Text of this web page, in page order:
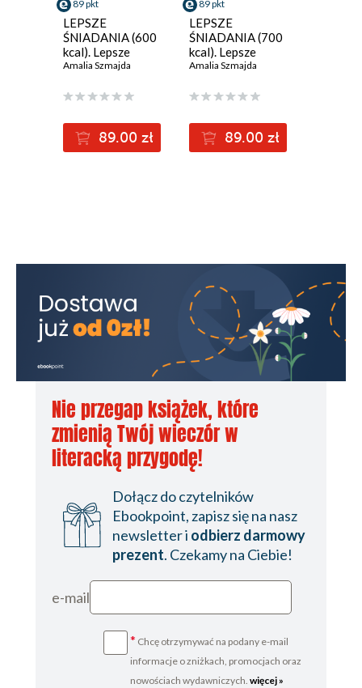
89 pkt
LEPSZE
ŚNIADANIA (600
kcal). Lepsze
Śniadania. 40
kcal
Amalia Szmajda
89.00 zł
89 pkt
LEPSZE
ŚNIADANIA (700
kcal). Lepsze
Śniadania. 40
kcal
Amalia Szmajda
89.00 zł
Nie przegap książek, które
zmienią Twój wieczór w
literacką przygodę!
Dołącz do czytelników
Ebookpoint, zapisz się na nasz
newsletter i odbierz darmowy
prezent. Czekamy na Ciebie!
e-mail
* Chcę otrzymywać na podany e-mail
informacje o zniżkach, promocjach oraz
nowościach wydawniczych. więcej »